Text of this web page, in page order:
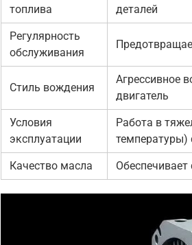
топлива
деталей
Регулярность
обслуживания
Стиль вождения
Агрессивное
двигатель
Условия
эксплуатации
Работа в
температуры)
Качество масла